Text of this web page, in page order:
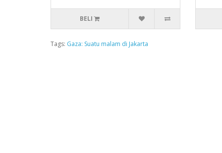
BELI
Tags: Gaza: Suatu malam di Jakarta